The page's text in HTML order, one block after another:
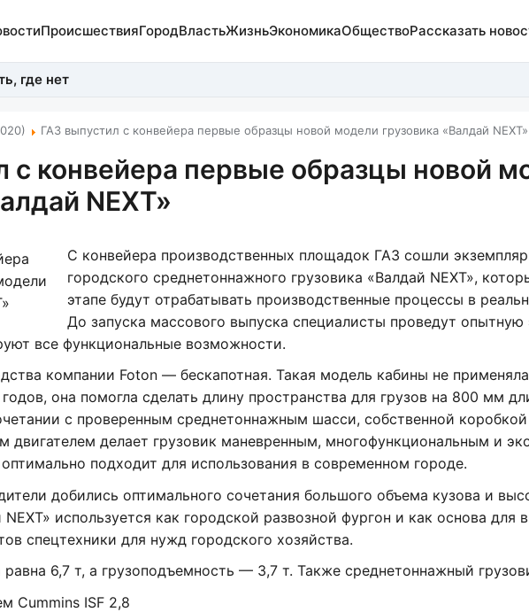
ПроисшествияГородВластьЖизньЭкономикаОбществоРассказать
где нет
ГАЗ выпустил с конвейера первые образцы новой модели грузовика «Валдай NEXT»
с конвейера первые образцы новой
NEXT»
С конвейера производственных площадок ГАЗ сошли
городского среднетоннажного грузовика «Валдай NEXT»,
этапе будут отрабатывать производственные процессы в
До запуска массового выпуска специалисты проведут опытную
все функциональные возможности.
компании Foton — бескапотная. Такая модель кабины не
она помогла сделать длину пространства для грузов на 800 мм
с проверенным среднетоннажным шасси, собственной
двигателем делает грузовик маневренным, многофункциональным и
подходит для использования в современном городе.
добились оптимального сочетания большого объема кузова и
используется как городской развозной фургон и как основа для
спецтехники для нужд городского хозяйства.
равна 6,7 т, а грузоподъемность — 3,7 т. Также среднетоннажный
Cummins ISF 2,8